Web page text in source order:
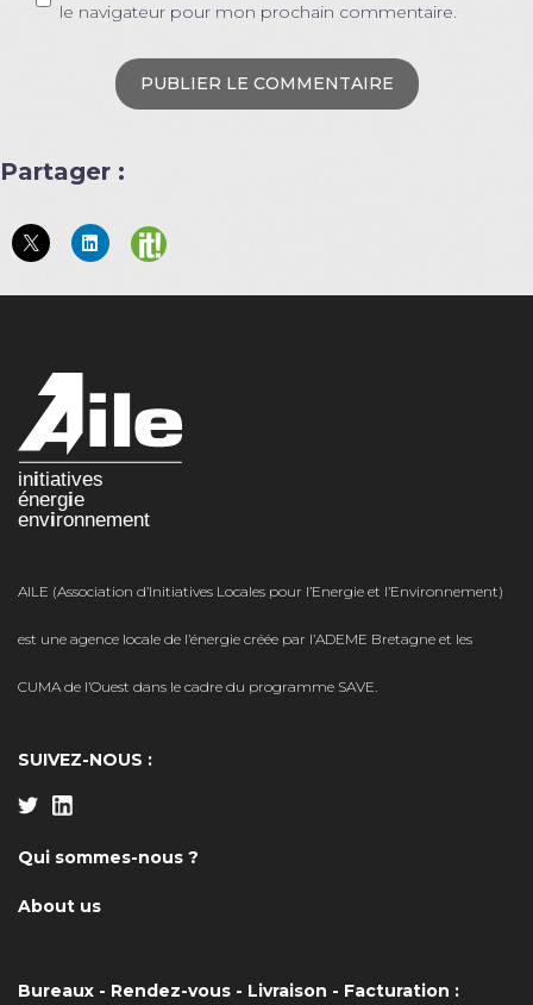
le navigateur pour mon prochain commentaire.
Partager :
AILE (Association d’Initiatives Locales pour l’Energie et l’Environnement)
est une agence locale de l’énergie créée par l’ADEME Bretagne et les
CUMA de l’Ouest dans le cadre du programme SAVE.
SUIVEZ-NOUS :
Qui sommes-nous ?
About us
Bureaux - Rendez-vous - Livraison - Facturation :